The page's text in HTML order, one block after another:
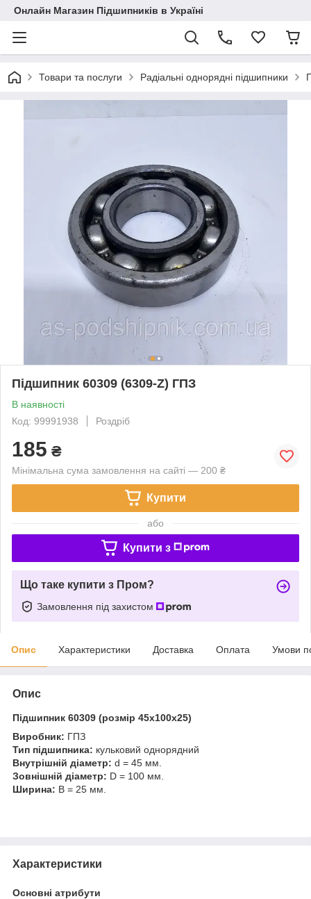
Онлайн Магазин Підшипників в Україні
Товари та послуги Радіальні однорядні підшипники
Підшипник 60309 (6309-Z) ГПЗ
В наявності
Код: 99991938
Роздріб
185 ₴
Мінімальна сума замовлення на сайті — 200 ₴
Купити
або
Купити з
Що таке купити з Пром?
Замовлення під захистом
Опис Характеристики Доставка Оплата Умови
Опис
Підшипник 60309 (розмір 45x100x25)
Виробник: ГПЗ
Тип підшипника: кульковий однорядний
Внутрішній діаметр: d = 45 мм.
Зовнішній діаметр: D = 100 мм.
Ширина: B = 25 мм.
Характеристики
Основні атрибути